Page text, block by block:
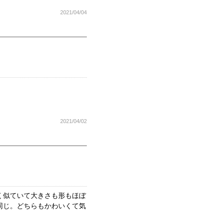
2021/04/04
2021/04/02
ていて大きさも形もほぼ
。どちらもかわいくて気